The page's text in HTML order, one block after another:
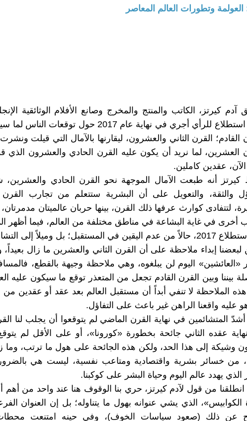
العولمة وتطورات العالم المعاصر
آدم كيرتز، الكاتب والمنتج والمخرج وصانع الأفلام الوثائقية
نتائج استطلاع للرأي أجري في نهاية عام 2017 حول
القادم؛ القرن الثاني والعشرون، ليقارنها بالآمال التي قيلت
العشرين، لما نريد أن يكون عليه القرن الحادي والعشرون الذي
عقدين كاملين.
كيرتز أنه طبعت الآمال الموجهة نحو القرن الحادي
والثقة، والتعويل على أن البشرية ستتعلم من تجارب
لتتفادى كوارث عرفها ذلك القرن، بينها حربان عالميتان
أخرى في غاية البشاعة في مناطق مختلفة من العالم، فيما أظهر
في المستقبل؛ بل وميلاً إلى التشاؤم.
لبعضنا إبداء ملاحظة على أن القرن الثاني والعشرين ما زال بعيداً،
«العائشين» اليوم لن يبلغوه، وهي ملاحظة وجيهة بالقطع،
بيننا وبين القرن القادم تجعل من المتعذر توقع ما سيكون عليه
الملاحظة لا تنفي أبداً أن مستقبل العالم بعد عقد أو عقدين من
عليه واقعنا الراهن غير باعث على التفاؤل.
المتشائمين في نهاية القرن الماضي لم يتوقعوا أن يجلب لنا
عقده الثاني جائحة بخطورة «كورونا»، أو على الأقل لم
وشيكة إلى هذا الحد، ولكن هذه الجائحة على هول ما ترتب، وما
من خسائر بشرية واقتصادية ومتاعب نفسية، ليست هي
الذي يهدد عالم اليوم وحياة البشر على كوكبنا.
انطلقنا من قول لآدم كيرتز، حري بنا الوقوف هنا عند واحد من أهم
الكوابيس»، الذي يشي عنوانه بهول ما يتناوله؛ بل إن العنوان
عن ذلك (صعود سياسات الخوف)، وفي حينه امتنعت محطات